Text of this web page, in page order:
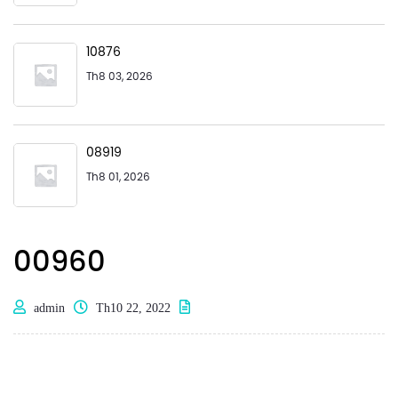
00960
admin Th10 22, 2022
10876
Th8 03, 2026
08919
Th8 01, 2026